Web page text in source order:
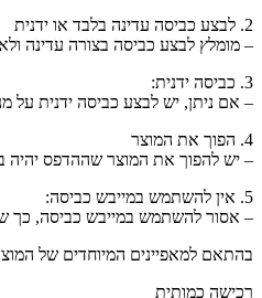
2. לבצע כביסה עדינה בלבד או ידנית
– מומלץ לבצע כביסה בצורה עדינה
3. כביסה ידנית:
– אם ניתן, יש לבצע כביסה ידנית על
4. הפוך את המוצר
– יש להפוך את המוצר שההדפס יהיה
5. אין להשתמש במייבש כביסה:
– אסור להשתמש במייבש כביסה, כך
בהתאם למאפיינים המיוחדים של
רכישה כמותית